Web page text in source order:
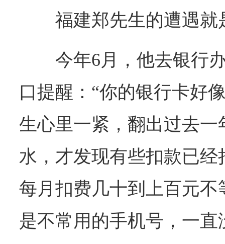
福建郑先生的遭遇就
今年6月，他去银行
口提醒：“你的银行卡好
生心里一紧，翻出过去
水，才发现有些扣款已
每月扣费几十到上百元
是不常用的手机号，一直